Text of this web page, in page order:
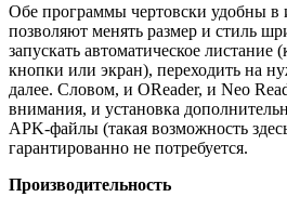
Обе программы чертовски удобны в
позволяют менять размер и стиль
запускать автоматическое листание
кнопки или экран), переходить на
далее. Словом, и OReader, и Neo
внимания, и установка
APK-файлы (такая возможность
гарантированно не потребуется.
Производительность